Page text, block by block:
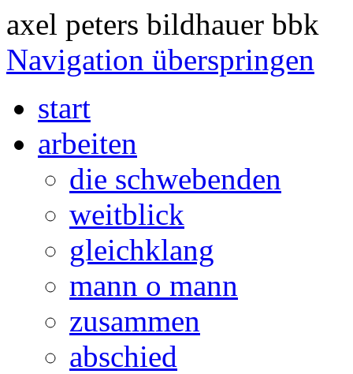
axel peters bildhauer bbk
Navigation überspringen
start
arbeiten
die schwebenden
weitblick
gleichklang
mann o mann
zusammen
abschied